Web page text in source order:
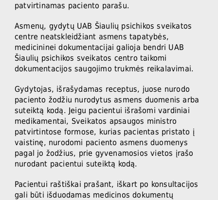
patvirtinamas paciento parašu.
Asmenų, gydytų UAB Šiaulių psichikos sveikatos
centre neatskleidžiant asmens tapatybės,
medicininei dokumentacijai galioja bendri UAB
Šiaulių psichikos sveikatos centro taikomi
dokumentacijos saugojimo trukmės reikalavimai.
Gydytojas, išrašydamas receptus, juose nurodo
paciento žodžiu nurodytus asmens duomenis arba
suteiktą kodą. Jeigu pacientui išrašomi vardiniai
medikamentai, Sveikatos apsaugos ministro
patvirtintose formose, kurias pacientas pristato į
vaistinę, nurodomi paciento asmens duomenys
pagal jo žodžius, prie gyvenamosios vietos įrašo
nurodant pacientui suteiktą kodą.
Pacientui raštiškai prašant, iškart po konsultacijos
gali būti išduodamas medicinos dokumentų